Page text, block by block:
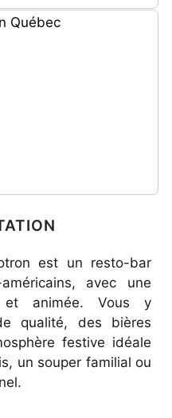
est un resto-bar
avec une
et animée. Vous y
qualité, des bières
festive idéale
un souper familial ou